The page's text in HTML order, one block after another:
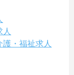
・福祉求人